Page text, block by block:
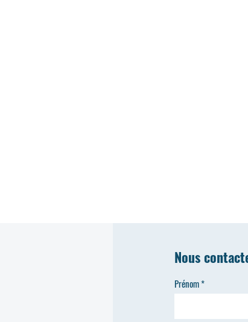
Nous
Prénom